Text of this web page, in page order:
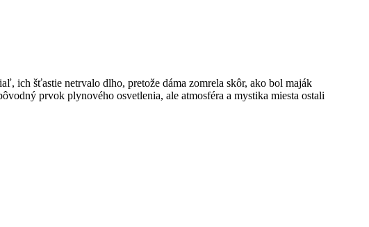
ich šťastie netrvalo dlho, pretože dáma zomrela skôr, ako bol maják
prvok plynového osvetlenia, ale atmosféra a mystika miesta ostali